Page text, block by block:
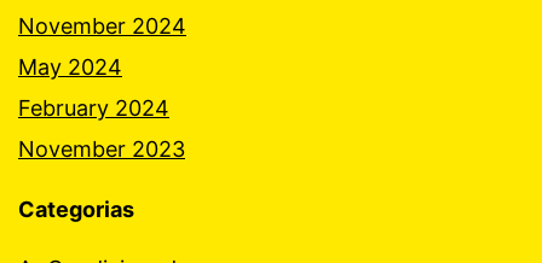
November 2024
May 2024
February 2024
November 2023
Categorias